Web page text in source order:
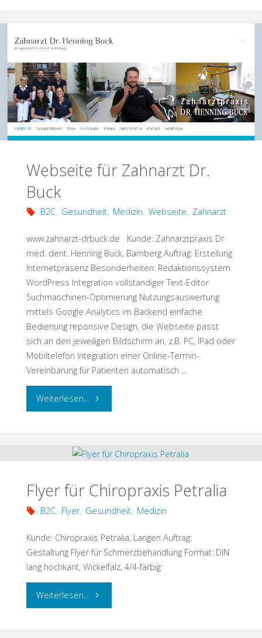
Backup
in
der
für
Webseite für Zahnarzt Dr.
Buck
B2C, Gesundheit, Medizin, Webseite, Zahnarzt
www.zahnarzt-drbuck.de Kunde: Zahnarztpraxis Dr.
med. dent. Henning Buck, Bamberg Auftrag: Erstellung
Internetpräsenz Besonderheiten: Redaktionssystem
WordPress Integration vollständiger Text-Editor
Suchmaschinen-Optimierung Nutzungsauswertung
mittels Google Analytics im Backend einfache
Bedienung reponsive Design, die Webseite passt
sich an den jeweiligen Bildschirm an, z.B. PC, IPad oder
Mobiltelefon Integration einer Online-Termin-
Vereinbarung für Patienten automatisch …
Weiterlesen... "Webseite
Zahnarzt
Buck"
Flyer für Chiropraxis Petralia
B2C, Flyer, Gesundheit, Medizin
Kunde: Chiropraxis Petralia, Langen Auftrag:
Gestaltung Flyer für Schmerzbehandlung Format: DIN
lang hochkant, Wickelfalz, 4/4-farbig
Weiterlesen... "Flyer